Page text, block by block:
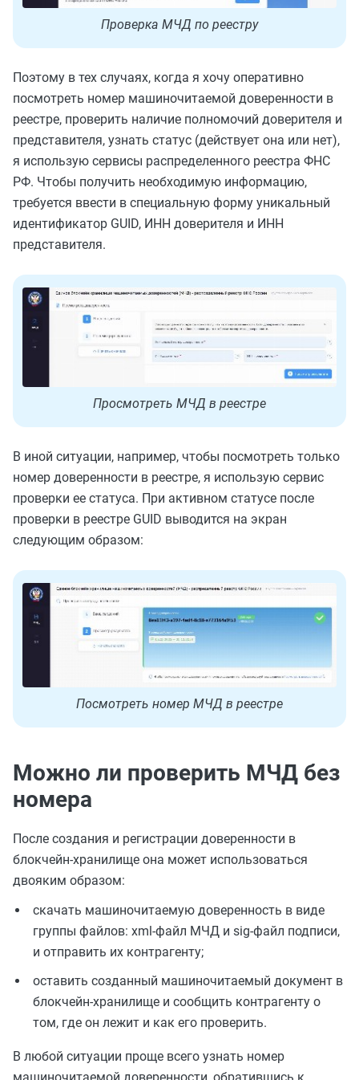
Проверка МЧД по реестру
Поэтому в тех случаях, когда я хочу оперативно
посмотреть номер машиночитаемой доверенности в
реестре, проверить наличие полномочий доверителя и
представителя, узнать статус (действует она или нет),
я использую сервисы распределенного реестра ФНС
РФ. Чтобы получить необходимую информацию,
требуется ввести в специальную форму уникальный
идентификатор GUID, ИНН доверителя и ИНН
представителя.
Просмотреть МЧД в реестре
В иной ситуации, например, чтобы посмотреть только
номер доверенности в реестре, я использую сервис
проверки ее статуса. При активном статусе после
проверки в реестре GUID выводится на экран
следующим образом:
Посмотреть номер МЧД в реестре
Можно ли проверить МЧД без
номера
После создания и регистрации доверенности в
блокчейн-хранилище она может использоваться
двояким образом:
скачать машиночитаемую доверенность в виде
группы файлов: xml-файл МЧД и sig-файл подписи,
и отправить их контрагенту;
оставить созданный машиночитаемый документ в
блокчейн-хранилище и сообщить контрагенту о
том, где он лежит и как его проверить.
В любой ситуации проще всего узнать номер
машиночитаемой доверенности, обратившись к